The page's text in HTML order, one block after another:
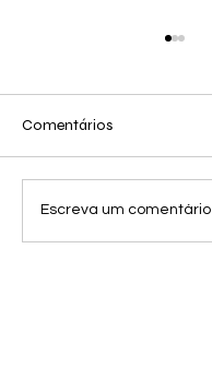
PASSAGEIROS
Comentários
Escreva um comentário